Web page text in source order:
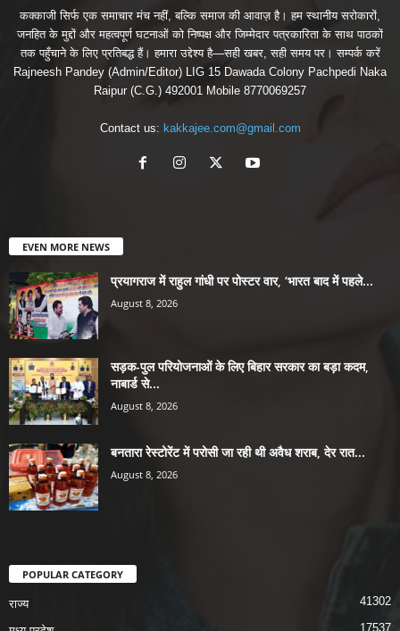
कक्काजी सिर्फ एक समाचार मंच नहीं, बल्कि समाज की आवाज़ है। हम स्थानीय सरोकारों,
जनहित के मुद्दों और महत्वपूर्ण घटनाओं को निष्पक्ष और जिम्मेदार पत्रकारिता के साथ पाठकों
तक पहुँचाने के लिए प्रतिबद्ध हैं। हमारा उद्देश्य है—सही खबर, सही समय पर। सम्पर्क करें
Rajneesh Pandey (Admin/Editor) LIG 15 Dawada Colony Pachpedi Naka
Raipur (C.G.) 492001 Mobile 8770069257
Contact us: kakkajee.com@gmail.com
EVEN MORE NEWS
प्रयागराज में राहुल गांधी पर पोस्टर वार, ‘भारत बाद में पहले...
August 8, 2026
सड़क-पुल परियोजनाओं के लिए बिहार सरकार का बड़ा कदम,
नाबार्ड से...
August 8, 2026
बनतारा रेस्टोरेंट में परोसी जा रही थी अवैध शराब, देर रात...
August 8, 2026
POPULAR CATEGORY
राज्य 41302
17537